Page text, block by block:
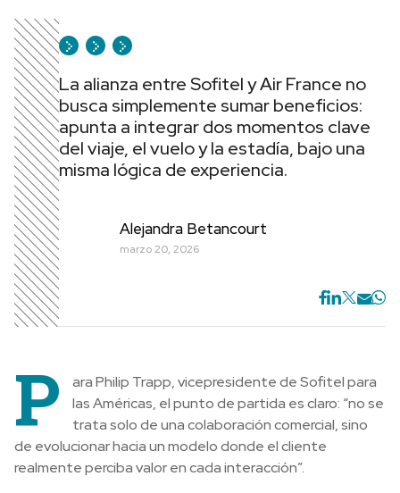
La alianza entre Sofitel y Air France no
busca simplemente sumar beneficios:
apunta a integrar dos momentos clave
del viaje, el vuelo y la estadía, bajo una
misma lógica de experiencia.
Alejandra Betancourt
marzo 20, 2026
P
ara Philip Trapp, vicepresidente de Sofitel para
las Américas, el punto de partida es claro: “no se
trata solo de una colaboración comercial, sino
de evolucionar hacia un modelo donde el cliente
realmente perciba valor en cada interacción”.